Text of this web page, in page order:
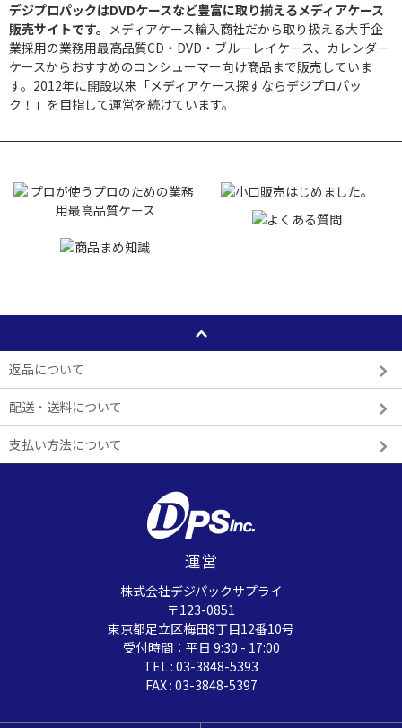
デジプロパックはDVDケースなど豊富に取り揃えるメディアケース
販売サイトです。 メディアケース輸入商社だから取り扱える大手企
業採用の業務用最高品質CD・DVD・ブルーレイケース、カレンダー
ケースからおすすめのコンシューマー向け商品まで販売していま
す。2012年に開設以来「メディアケース探すならデジプロパッ
ク！」を目指して運営を続けています。
返品について
配送・送料について
支払い方法について
運営
株式会社デジパックサプライ
〒123-0851
東京都足立区梅田8丁目12番10号
受付時間：平日 9:30 - 17:00
TEL : 03-3848-5393
FAX : 03-3848-5397